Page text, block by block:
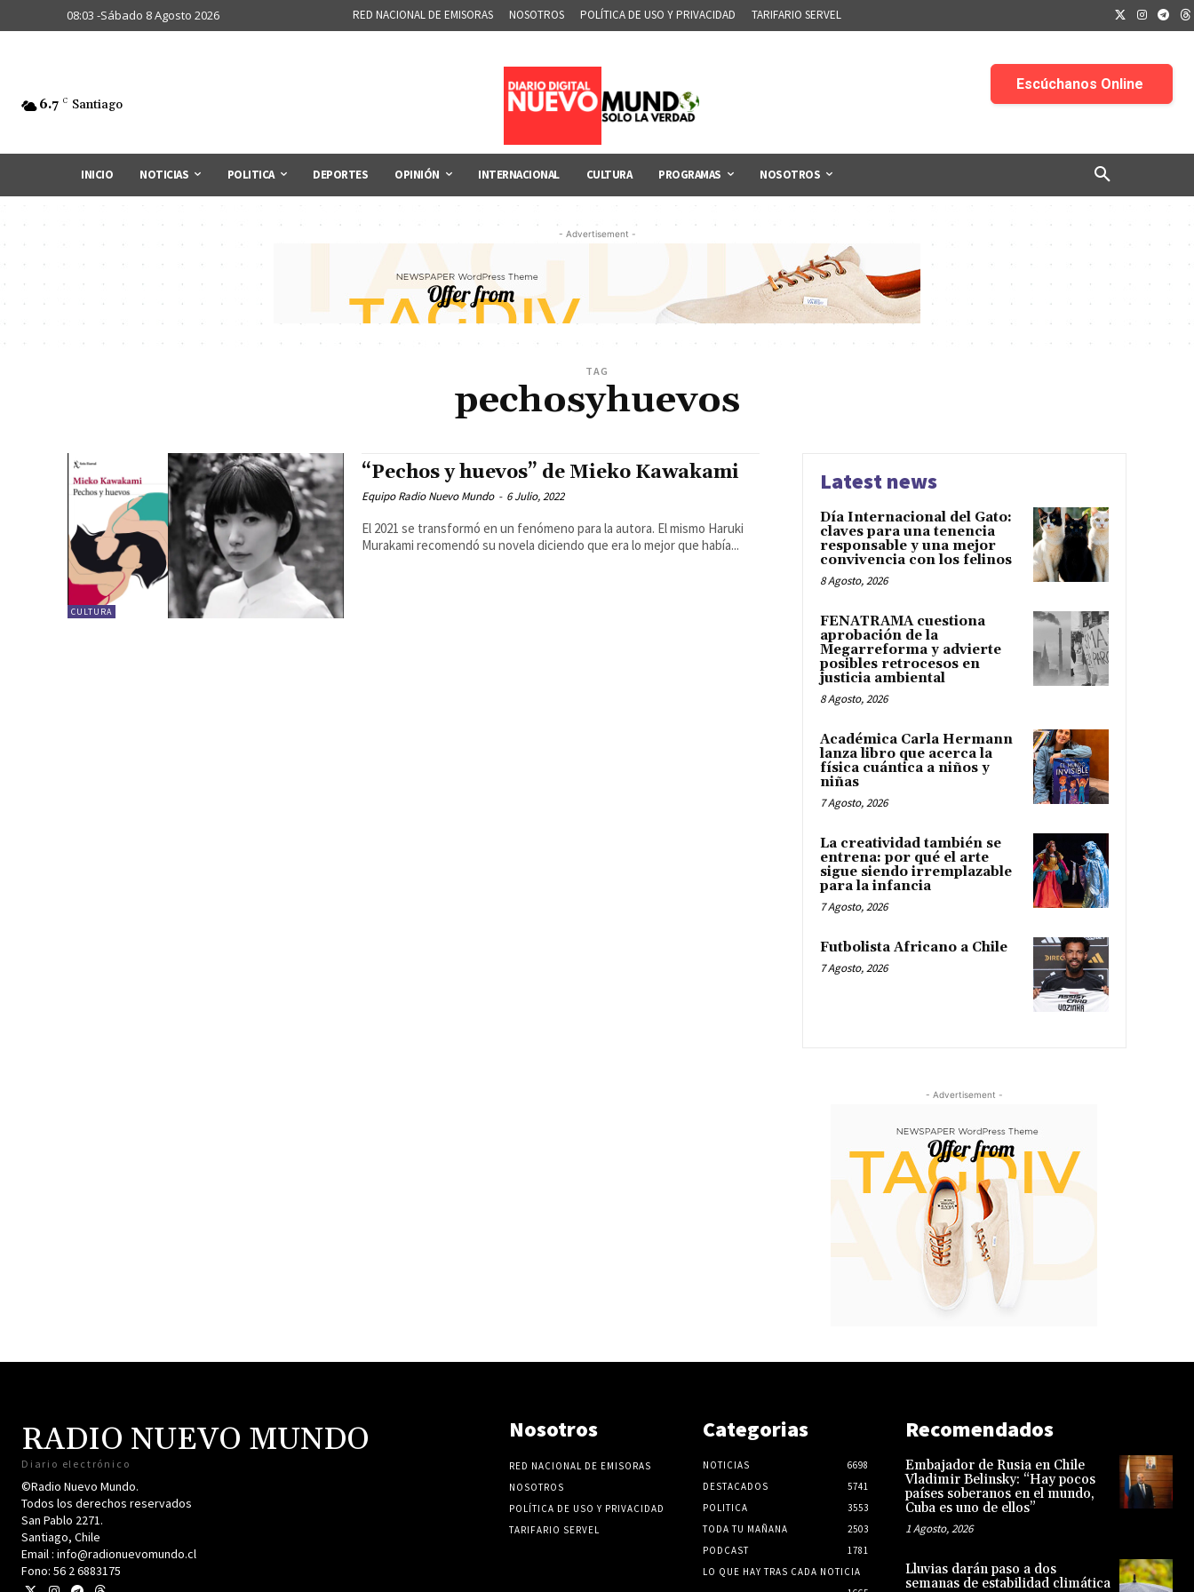
08:03 -Sábado 8 Agosto 2026 RED NACIONAL DE EMISORAS NOSOTROS POLÍTICA DE USO Y PRIVACIDAD TARIFARIO SERVEL
6.7 C Santiago
INICIO NOTICIAS POLITICA DEPORTES OPINIÓN INTERNACIONAL CULTURA PROGRAMAS NOSOTROS
- Advertisement -
TAG
pechosyhuevos
CULTURA
“Pechos y huevos” de Mieko Kawakami
Equipo Radio Nuevo Mundo - 6 Julio, 2022
El 2021 se transformó en un fenómeno para la autora. El mismo Haruki
Murakami recomendó su novela diciendo que era lo mejor que había...
Latest news
Día Internacional del Gato:
claves para una tenencia
responsable y una mejor
convivencia con los felinos
8 Agosto, 2026
FENATRAMA cuestiona
aprobación de la
Megarreforma y advierte
posibles retrocesos en
justicia ambiental
8 Agosto, 2026
Académica Carla Hermann
lanza libro que acerca la
física cuántica a niños y
niñas
7 Agosto, 2026
La creatividad también se
entrena: por qué el arte
sigue siendo irremplazable
para la infancia
7 Agosto, 2026
Futbolista Africano a Chile
7 Agosto, 2026
- Advertisement -
RADIO NUEVO MUNDO
Diario electrónico
©Radio Nuevo Mundo.
Todos los derechos reservados
San Pablo 2271.
Santiago, Chile
Email : info@radionuevomundo.cl
Fono: 56 2 6883175
Nosotros
RED NACIONAL DE EMISORAS
NOSOTROS
POLÍTICA DE USO Y PRIVACIDAD
TARIFARIO SERVEL
Categorias
NOTICIAS
6698
DESTACADOS
5741
POLITICA
3553
TODA TU MAÑANA
2503
PODCAST
1781
LO QUE HAY TRAS CADA NOTICIA
Recomendados
Embajador de Rusia en Chile
Vladimir Belinsky: “Hay pocos
países soberanos en el mundo,
Cuba es uno de ellos”
1 Agosto, 2026
Lluvias darán paso a dos
semanas de estabilidad climática